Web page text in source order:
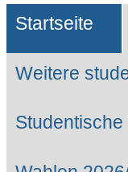
Suche…
Sektionen
Startseite
Weitere